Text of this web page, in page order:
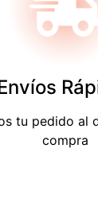
tu pedido al
compra